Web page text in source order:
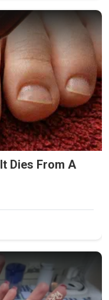
Dies From A